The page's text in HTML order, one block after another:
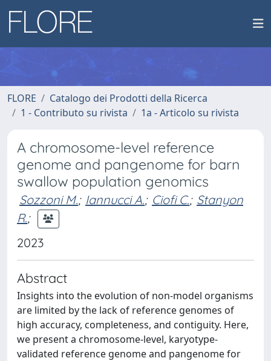
FLORE
Catalogo dei Prodotti della Ricerca
1 - Contributo su rivista
1a - Articolo su rivista
A chromosome-level reference
genome and pangenome for barn
swallow population genomics
Sozzoni M.; Iannucci A.; Ciofi C.; Stanyon
R.;
2023
Abstract
Insights into the evolution of non-model organisms
are limited by the lack of reference genomes of
high accuracy, completeness, and contiguity. Here,
we present a chromosome-level, karyotype-
validated reference genome and pangenome for